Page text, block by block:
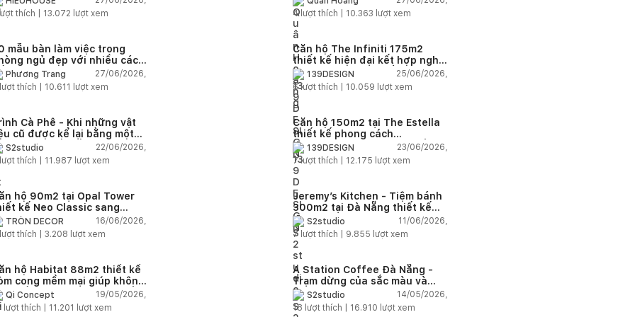
thích | 13.072 lượt xem
quên
4lượt thích | 10.363 lượt xem
mẫu bàn làm việc trong
ngủ đẹp với nhiều cách
trí thông minh cho mọi diện
Phương Trang
27/06/2026,
lượt thích | 10.611 lượt xem
Căn hộ The Infiniti 175m2
thiết kế hiện đại kết hợp nghệ
thuật Modern Art đầy cảm xúc
139DESIGN
25/06/2026,
6lượt thích | 10.059 lượt xem
Cà Phê - Khi những vật
cũ được kể lại bằng một
ngữ thiết kế mới
S2studio
22/06/2026,
lượt thích | 11.987 lượt xem
Căn hộ 150m2 tại The Estella
thiết kế phong cách
Farmhouse thanh lịch và ấm
áp
139DESIGN
23/06/2026,
7lượt thích | 12.175 lượt xem
hộ 90m2 tại Opal Tower
kế Neo Classic sang
cho gia đình trẻ
TRÒN DECOR
16/06/2026,
lượt thích | 3.208 lượt xem
Jeremy’s Kitchen - Tiệm bánh
300m2 tại Đà Nẵng thiết kế
phong cách công nghiệp hiện
đại ngập tràn ánh sáng tự
nhiên
S2studio
11/06/2026,
7 lượt thích | 9.855 lượt xem
hộ Habitat 88m2 thiết kế
cong mềm mại giúp không
sống hiện đại trở nên ấm
hơn
Qi Concept
19/05/2026,
lượt thích | 11.201 lượt xem
A Station Coffee Đà Nẵng -
Trạm dừng của sắc màu và
cảm hứng
S2studio
14/05/2026,
18 lượt thích | 16.910 lượt xem